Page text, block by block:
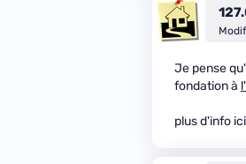
Je pense
fondation à
plus d'info